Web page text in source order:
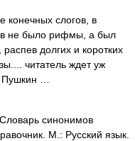
конечных слогов, в
не было рифмы, а был
долгих и коротких
читатель ждет уж
…
синонимов
М.: Русский язык.